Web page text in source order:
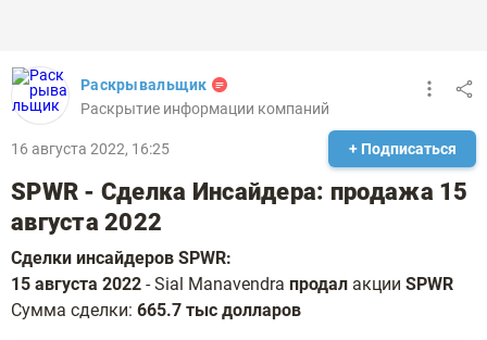
Раскрывальщик
Раскрытие информации компаний
16 августа 2022, 16:25 + Подписаться
SPWR - Сделка Инсайдера: продажа 15
августа 2022
Сделки инсайдеров SPWR:
15 августа 2022 - Sial Manavendra продал акции SPWR
Сумма сделки: 665.7 тыс долларов